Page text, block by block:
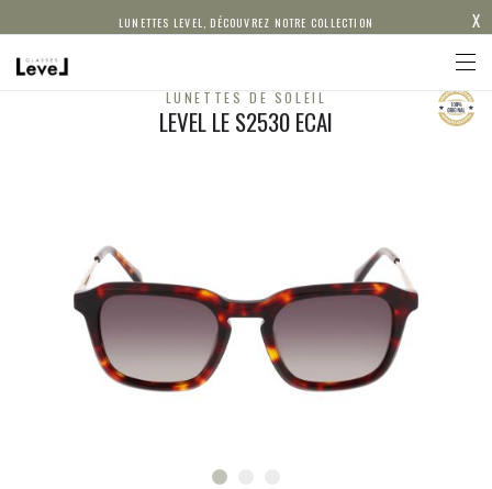
LUNETTES LEVEL, DÉCOUVREZ NOTRE COLLECTION X
LUNETTES DE SOLEIL
LEVEL LE S2530 ECAI